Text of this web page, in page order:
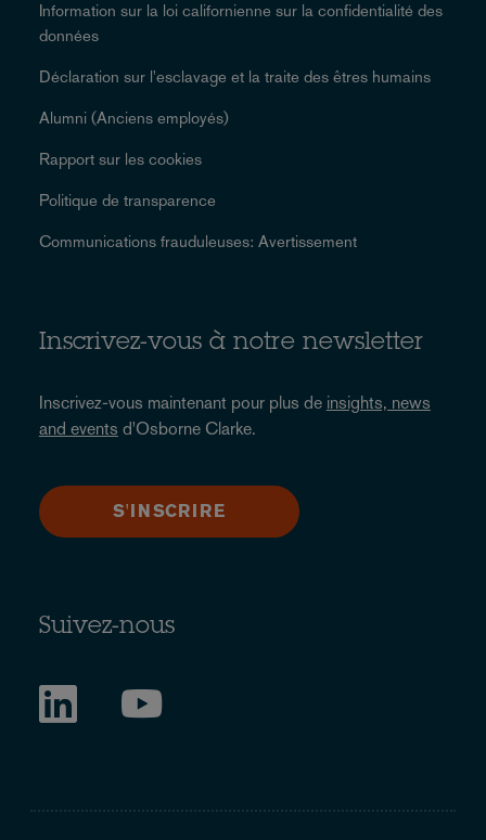
Information sur la loi californienne sur la confidentialité des
données
Déclaration sur l'esclavage et la traite des êtres humains
Alumni (Anciens employés)
Rapport sur les cookies
Politique de transparence
Communications frauduleuses: Avertissement
Inscrivez-vous à notre newsletter
Inscrivez-vous maintenant pour plus de insights, news
and events d'Osborne Clarke.
S'INSCRIRE
Suivez-nous